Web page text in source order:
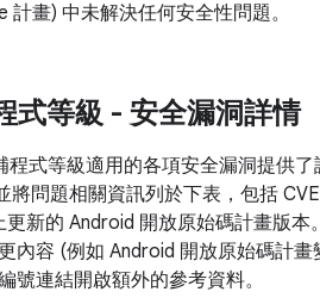
畫) 中未解決任何安全性問題。
式等級 - 安全漏洞詳情
式等級適用的各項安全漏洞提供
問題相關資訊列於下表，包括 CVE
新的 Android 開放原始碼計畫版
內容 (例如 Android 開放原始碼計
號連結開啟額外的參考資料。